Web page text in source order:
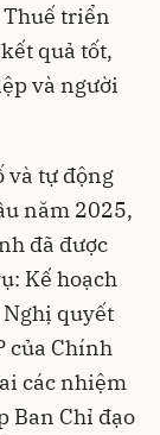
triển
quả tốt,
và người
và tự động
năm 2025,
đã được
Kế hoạch
quyết
của Chính
các nhiệm
Ban Chỉ đạo